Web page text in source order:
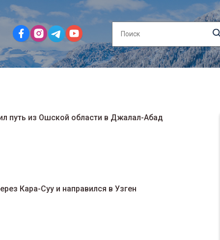
путь из Ошской области в Джалал-Абад
Кара-Суу и направился в Узген